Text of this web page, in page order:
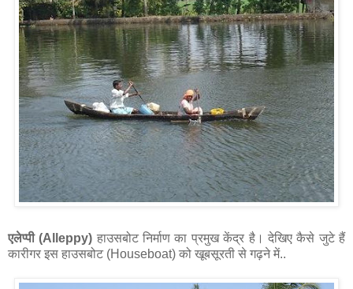
एलेप्पी (Alleppy) हाउसबोट निर्माण का प्रमुख केंद्र है। देखिए कैसे जुटे हैं
कारीगर इस हाउसबोट (Houseboat) को खूबसूरती से गढ़ने में..